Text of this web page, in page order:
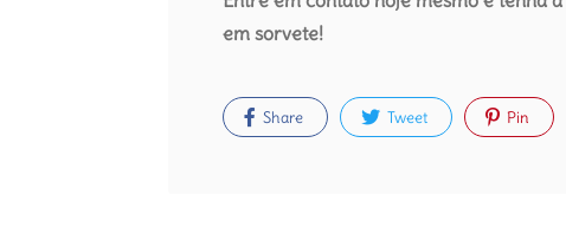
em sorvete!
Share Tweet Pin